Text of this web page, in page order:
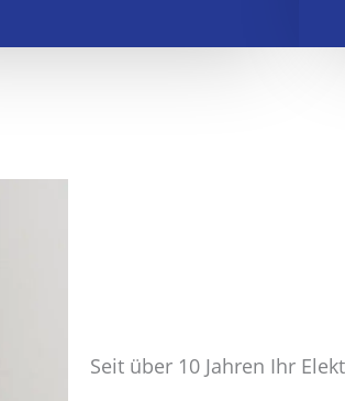
Seit über 10 Jahren Ihr